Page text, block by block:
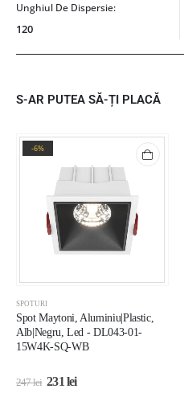
Unghiul De Dispersie:
120
S-AR PUTEA SĂ-ȚI PLACĂ
-6%
SPOTURI
Spot Maytoni, Aluminiu|Plastic,
Alb|Negru, Led - DL043-01-
15W4K-SQ-WB
247lei 231lei